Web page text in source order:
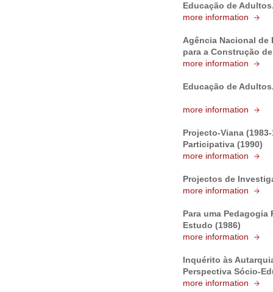
Educação de
more information
Agência Nacional de
para a Construção
more information
Educação de
more information
Projecto-Viana
Participativa (1990)
more information
Projectos de
more information
Para uma
Estudo (1986)
more information
Inquérito às
Perspectiva Sócio-
more information